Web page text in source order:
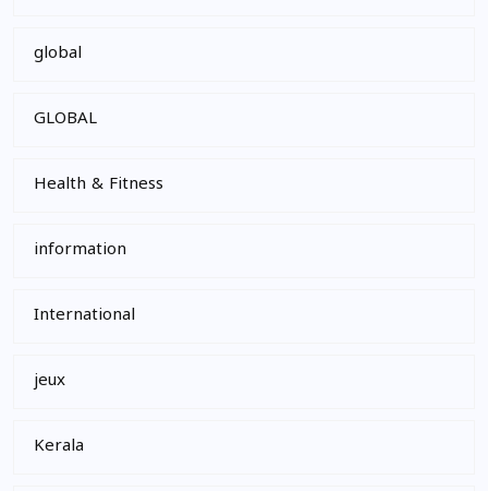
global
GLOBAL
Health & Fitness
information
International
jeux
Kerala